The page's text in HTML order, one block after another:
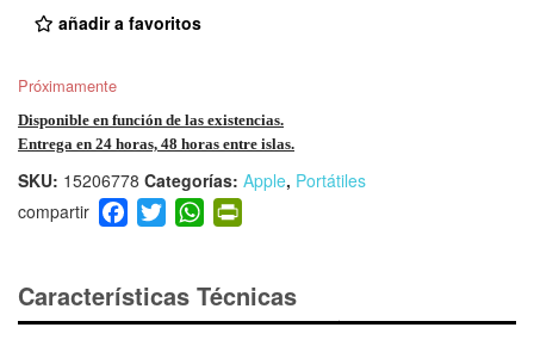
añadir a favoritos
Próximamente
Disponible en función de las existencias.
Entrega en 24 horas, 48 horas entre islas.
SKU: 15206778 Categorías: Apple, Portátiles
F
a
e
b
T
wi
er
W
h
s
A
ri
e
Características Técnicas